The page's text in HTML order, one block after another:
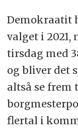
Demokraatit
valget i 2021,
tirsdag med
og bliver det
altså se frem
flertal i